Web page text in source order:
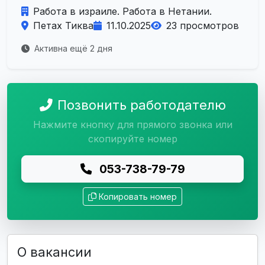
Работа в израиле. Работа в Нетании.
Петах Тиква
11.10.2025 23 просмотров
Активна ещё 2 дня
Позвонить работодателю
Нажмите кнопку для прямого звонка или
скопируйте номер
053-738-79-79
Копировать номер
О вакансии